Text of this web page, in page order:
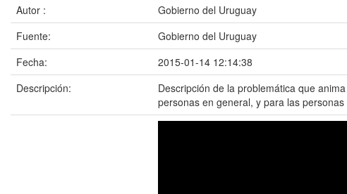
Autor :
Gobierno del Uruguay
Fuente:
Gobierno del Uruguay
Fecha:
2015-01-14 12:14:38
Descripción:
Descripción de la problemática que
personas en general, y para las